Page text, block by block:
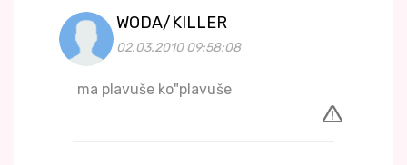
WODA/KILLER
02.03.2010 09:58:08
ma plavuše ko"plavuše